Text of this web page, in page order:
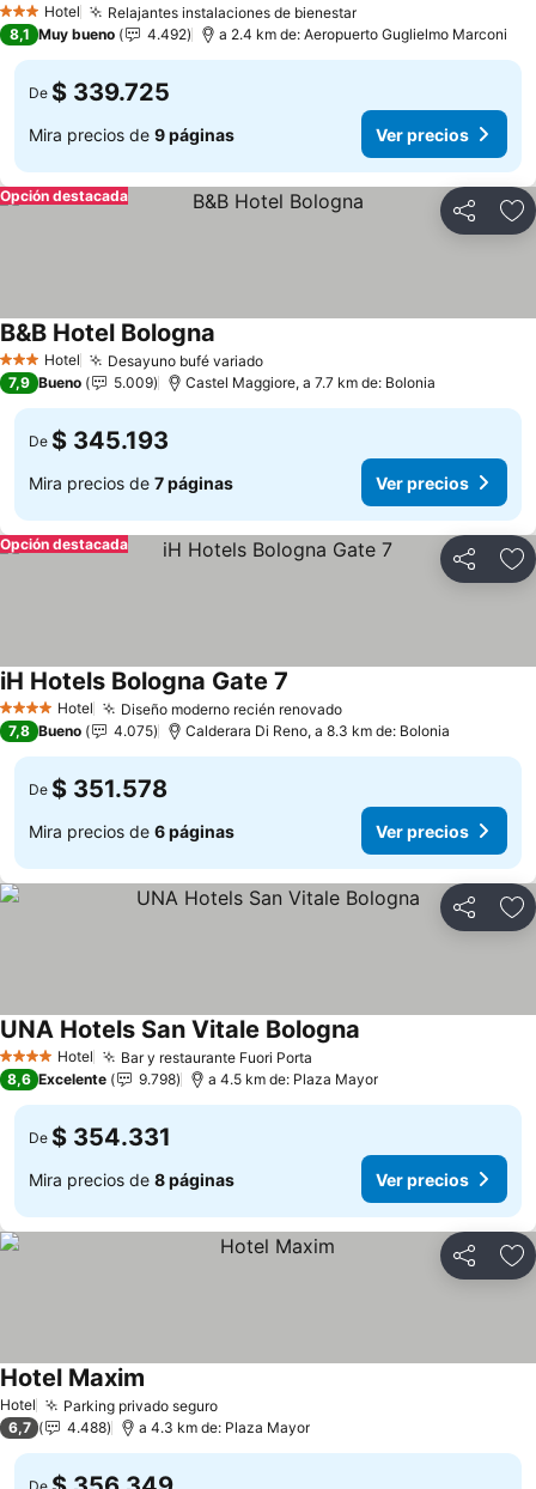
3 Estrellas
Hotel Relajantes instalaciones de bienestarVer precios
8,1 Muy bueno 4.492 a 2.4 km de: Aeropuerto Guglielmo Marconi
De $ 339.725
Mira precios de 9 páginas Ver precios
Compartir
Opción destacada
3 Estrellas
Hotel Desayuno bufé variadoVer precios
B&B Hotel Bologna
7,9 Bueno 5.009 Castel Maggiore, a 7.7 km de: Bolonia
De $ 345.193
Mira precios de 7 páginas Ver precios
Compartir
Opción destacada
4 EstrellasHotel Diseño moderno recién renovadoVer precios
iH Hotels Bologna Gate 7
7,8 Bueno 4.075 Calderara Di Reno, a 8.3 km de: Bolonia
De $ 351.578
Mira precios de 6 páginas Ver precios
Compartir
4 EstrellasHotel Bar y restaurante Fuori Porta
UNA Hotels San Vitale Bologna
8,6 Excelente 9.798 a 4.5 km de: Plaza Mayor
De $ 354.331
Mira precios de 8 páginas Ver precios
Compartir
Hotel Parking privado seguroVer precios
Hotel Maxim
6,7 4.488 a 4.3 km de: Plaza Mayor
De